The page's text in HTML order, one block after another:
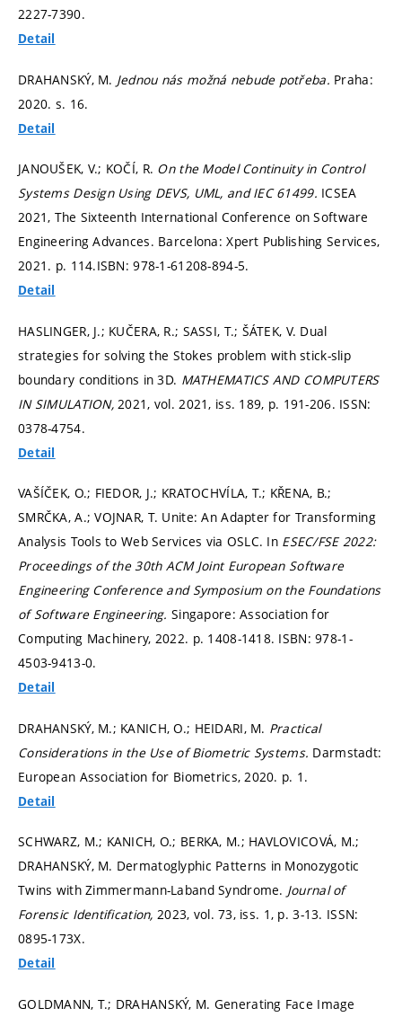
2227-7390.
Detail
DRAHANSKÝ, M. Jednou nás možná nebude potřeba. Praha:
2020. s. 16.
Detail
JANOUŠEK, V.; KOČÍ, R. On the Model Continuity in Control
Systems Design Using DEVS, UML, and IEC 61499. ICSEA
2021, The Sixteenth International Conference on Software
Engineering Advances. Barcelona: Xpert Publishing Services,
2021. p. 114.ISBN: 978-1-61208-894-5.
Detail
HASLINGER, J.; KUČERA, R.; SASSI, T.; ŠÁTEK, V. Dual
strategies for solving the Stokes problem with stick-slip
boundary conditions in 3D. MATHEMATICS AND COMPUTERS
IN SIMULATION, 2021, vol. 2021, iss. 189, p. 191-206. ISSN:
0378-4754.
Detail
VAŠÍČEK, O.; FIEDOR, J.; KRATOCHVÍLA, T.; KŘENA, B.;
SMRČKA, A.; VOJNAR, T. Unite: An Adapter for Transforming
Analysis Tools to Web Services via OSLC. In ESEC/FSE 2022:
Proceedings of the 30th ACM Joint European Software
Engineering Conference and Symposium on the Foundations
of Software Engineering. Singapore: Association for
Computing Machinery, 2022. p. 1408-1418. ISBN: 978-1-
4503-9413-0.
Detail
DRAHANSKÝ, M.; KANICH, O.; HEIDARI, M. Practical
Considerations in the Use of Biometric Systems. Darmstadt:
European Association for Biometrics, 2020. p. 1.
Detail
SCHWARZ, M.; KANICH, O.; BERKA, M.; HAVLOVICOVÁ, M.;
DRAHANSKÝ, M. Dermatoglyphic Patterns in Monozygotic
Twins with Zimmermann-Laband Syndrome. Journal of
Forensic Identification, 2023, vol. 73, iss. 1, p. 3-13. ISSN:
0895-173X.
Detail
GOLDMANN, T.; DRAHANSKÝ, M. Generating Face Image